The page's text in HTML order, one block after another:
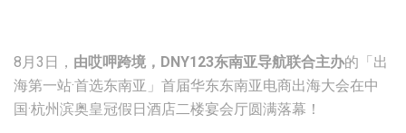
8月3日， 由哎呷跨境，DNY123东南亚导航联合主办的「出
海第一站·首选东南亚」首届华东东南亚电商出海大会在中
国·杭州滨奥皇冠假日酒店二楼宴会厅圆满落幕！